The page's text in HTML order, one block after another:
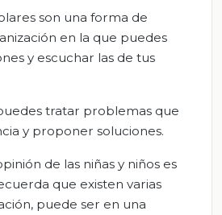
son una forma de
en la que puedes
y escuchar las de tus
tratar problemas que
y proponer soluciones.
de las niñas y niños es
que existen varias
puede ser en una